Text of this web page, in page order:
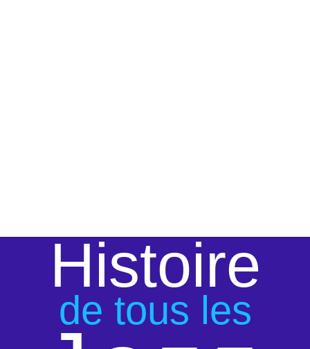
Histoire
de tous les